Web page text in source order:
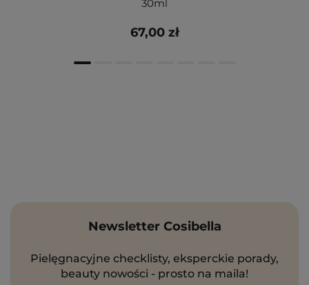
30ml
67,00 zł
Newsletter Cosibella
Pielęgnacyjne checklisty, eksperckie porady,
beauty nowości - prosto na maila!